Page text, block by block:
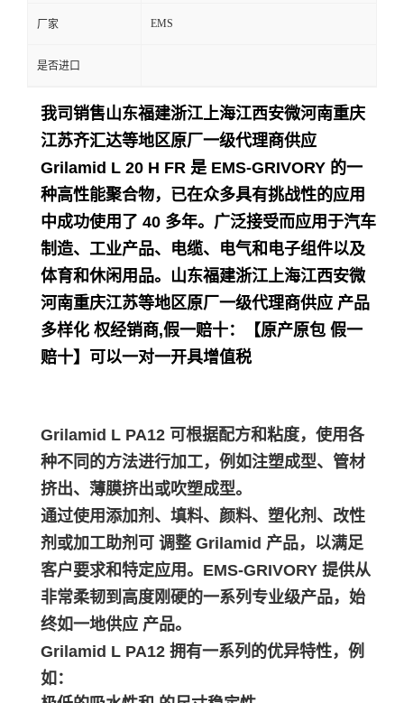
厂家 EMS
是否进口
我司销售山东福建浙江上海江西安微河南重庆
江苏齐汇达等地区原厂一级代理商供应
Grilamid L 20 H FR 是 EMS-GRIVORY 的一
种高性能聚合物，已在众多具有挑战性的应用
中成功使用了 40 多年。 广泛接受而应用于汽车
制造、工业产品、电缆、电气和电子组件以及
体育和休闲用品。 山东福建浙江上海江西安微
河南重庆江苏等地区原厂一级代理商供应 产品
多样化 权经销商,假一赔十：【原产原包 假一
赔十】可以一对一开具增值税
Grilamid L PA12 可根据配方和粘度，使用各
种不同的方法进行加工，例如注塑成型、管材
挤出、薄膜挤出或吹塑成型。
通过使用添加剂、填料、颜料、塑化剂、改性
剂或加工助剂可 调整 Grilamid 产品，以满足
客户要求和特定应用。EMS-GRIVORY 提供从
非常柔韧到高度刚硬的一系列专业级产品，始
终如一地供应 产品。
Grilamid L PA12 拥有一系列的优异特性，例
如：